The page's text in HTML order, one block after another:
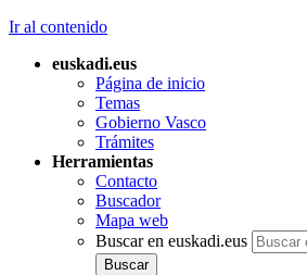
Ir al contenido
euskadi.eus
Página de inicio
Temas
Gobierno Vasco
Trámites
Herramientas
Contacto
Buscador
Mapa web
Buscar en euskadi.eus